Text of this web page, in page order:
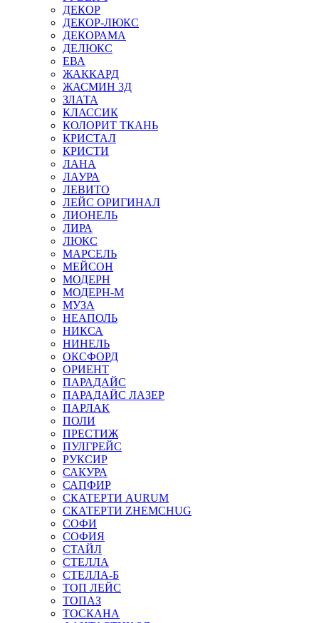
ДЕКОР
ДЕКОР-ЛЮКС
ДЕКОРАМА
ДЕЛЮКС
ЕВА
ЖАККАРД
ЖАСМИН 3Д
ЗЛАТА
КЛАССИК
КОЛОРИТ ТКАНЬ
КРИСТАЛ
КРИСТИ
ЛАНА
ЛАУРА
ЛЕВИТО
ЛЕЙС ОРИГИНАЛ
ЛИОНЕЛЬ
ЛИРА
ЛЮКС
МАРСЕЛЬ
МЕЙСОН
МОДЕРН
МОДЕРН-М
МУЗА
НЕАПОЛЬ
НИКСА
НИНЕЛЬ
ОКСФОРД
ОРИЕНТ
ПАРАДАЙС
ПАРАДАЙС ЛАЗЕР
ПАРЛАК
ПОЛИ
ПРЕСТИЖ
ПУЛГРЕЙС
РУКСИР
САКУРА
САПФИР
СКАТЕРТИ AURUM
СКАТЕРТИ ZHEMCHUG
СОФИ
СОФИЯ
СТАЙЛ
СТЕЛЛА
СТЕЛЛА-Б
ТОП ЛЕЙС
ТОПАЗ
ТОСКАНА